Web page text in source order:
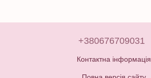
+380676709031
Контактна інформація